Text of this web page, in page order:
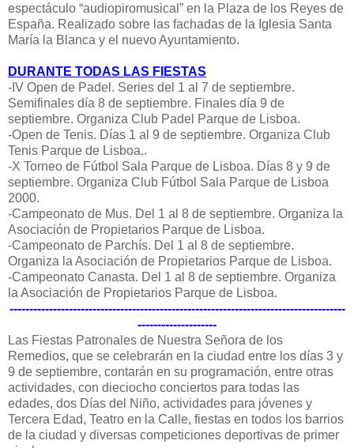
espectáculo “audiopiromusical” en la Plaza de los Reyes de
España. Realizado sobre las fachadas de la Iglesia Santa
María la Blanca y el nuevo Ayuntamiento.
DURANTE TODAS LAS FIESTAS
-IV Open de Padel. Series del 1 al 7 de septiembre.
Semifinales día 8 de septiembre. Finales día 9 de
septiembre. Organiza Club Padel Parque de Lisboa.
-Open de Tenis. Días 1 al 9 de septiembre. Organiza Club
Tenis Parque de Lisboa..
-X Torneo de Fútbol Sala Parque de Lisboa. Días 8 y 9 de
septiembre. Organiza Club Fútbol Sala Parque de Lisboa
2000.
-Campeonato de Mus. Del 1 al 8 de septiembre. Organiza la
Asociación de Propietarios Parque de Lisboa.
-Campeonato de Parchís. Del 1 al 8 de septiembre.
Organiza la Asociación de Propietarios Parque de Lisboa.
-Campeonato Canasta. Del 1 al 8 de septiembre. Organiza
la Asociación de Propietarios Parque de Lisboa.
-------------------------------------------------------------------------------------
--------------------
Las Fiestas Patronales de Nuestra Señora de los
Remedios, que se celebrarán en la ciudad entre los días 3 y
9 de septiembre, contarán en su programación, entre otras
actividades, con dieciocho conciertos para todas las
edades, dos Días del Niño, actividades para jóvenes y
Tercera Edad, Teatro en la Calle, fiestas en todos los barrios
de la ciudad y diversas competiciones deportivas de primer